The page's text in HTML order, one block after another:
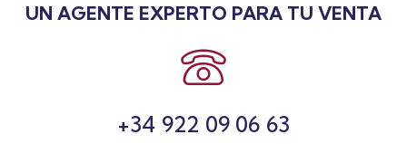
UN AGENTE EXPERTO PARA TU VENTA
+34 922 09 06 63